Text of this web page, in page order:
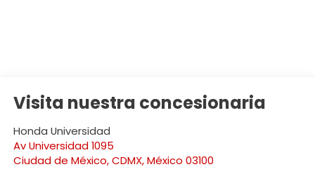
Visita nuestra concesionaria
Honda Universidad
Av Universidad 1095
Ciudad de México,CDMX, México 03100